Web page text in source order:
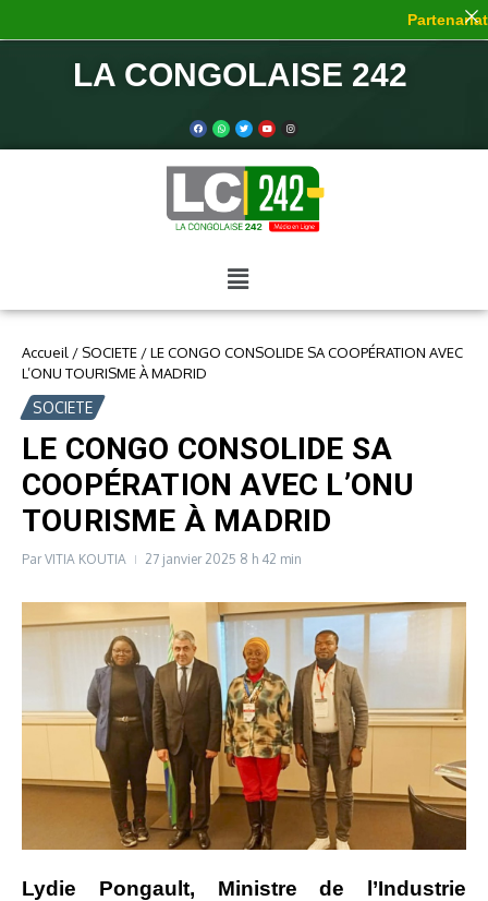
LA CONGOLAISE 242
Accueil / SOCIETE /LE CONGO CONSOLIDE SA COOPÉRATION AVEC
L’ONU TOURISME À MADRID
SOCIETE
LE CONGO CONSOLIDE SA
COOPÉRATION AVEC L’ONU
TOURISME À MADRID
ParVITIA KOUTIA 27 janvier 2025 8 h 42 min
Lydie Pongault, Ministre de l’Industrie
Partenariat